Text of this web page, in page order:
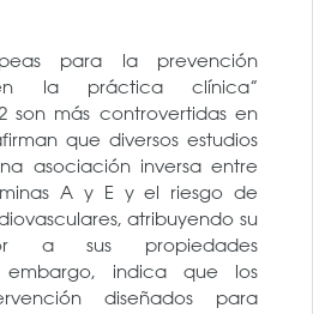
para la prevención
la práctica clínica”
son más controvertidas en
que diversos estudios
asociación inversa entre
A y E y el riesgo de
atribuyendo su
a sus propiedades
embargo, indica que los
diseñados para